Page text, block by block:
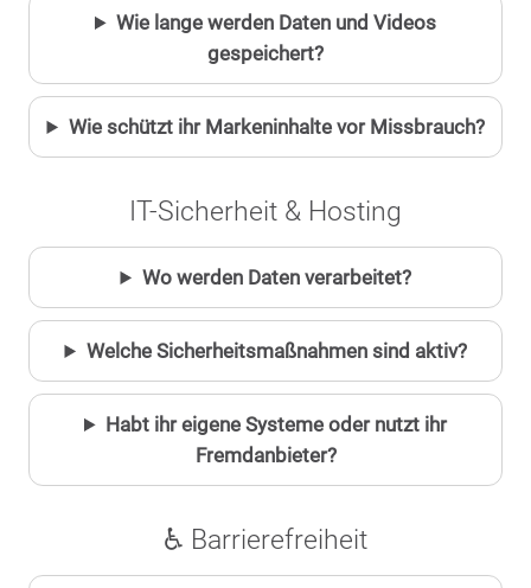
Wie lange werden Daten und Videos
gespeichert?
Wie schützt ihr Markeninhalte vor Missbrauch?
IT-Sicherheit & Hosting
Wo werden Daten verarbeitet?
Welche Sicherheitsmaßnahmen sind aktiv?
Habt ihr eigene Systeme oder nutzt ihr
Fremdanbieter?
♿ Barrierefreiheit